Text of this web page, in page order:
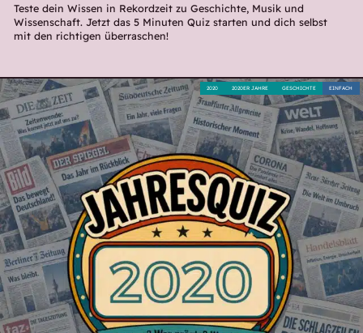
Teste dein Wissen in Rekordzeit zu Geschichte, Musik und
Wissenschaft. Jetzt das 5 Minuten Quiz starten und dich selbst
mit den richtigen überraschen!
EINFACH
GESCHICHTE
2020ER JAHRE
2020